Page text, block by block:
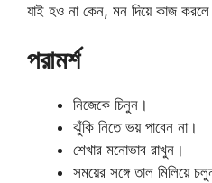
যাই হও না কেন, মন দিয়ে কাজ
পরামর্শ
নিজেকে চিনুন।
ঝুঁকি নিতে ভয় পাবেন না।
শেখার মনোভাব রাখুন।
সময়ের সঙ্গে তাল মিলিয়ে